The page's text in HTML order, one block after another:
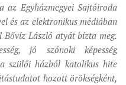
az Egyházmegyei Sajtóiroda
és az elektronikus médiában
László atyát bízta meg.
jó szónoki képesség
szülői házból katolikus hite
hozott örökségként,